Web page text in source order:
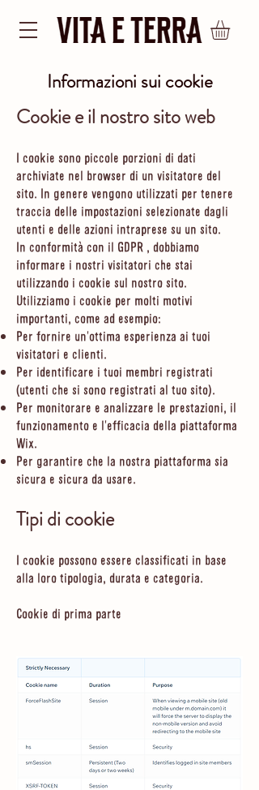
Informazioni sui cookie
Cookie e il nostro sito web
I cookie sono piccole porzioni di dati
archiviate nel browser di un visitatore del
sito. In genere vengono utilizzati per tenere
traccia delle impostazioni selezionate dagli
utenti e delle azioni intraprese su un sito.
In conformità con il GDPR , dobbiamo
informare i nostri visitatori che stai
utilizzando i cookie sul nostro sito.
Utilizziamo i cookie per molti motivi
importanti, come ad esempio:
Per fornire un'ottima esperienza ai tuoi
visitatori e clienti.
Per identificare i tuoi membri registrati
(utenti che si sono registrati al tuo sito).
Per monitorare e analizzare le prestazioni, il
funzionamento e l'efficacia della piattaforma
Wix.
Per garantire che la nostra piattaforma sia
sicura e sicura da usare.
Tipi di cookie
I cookie possono essere classificati in base
alla loro tipologia, durata e categoria.
Cookie di prima parte